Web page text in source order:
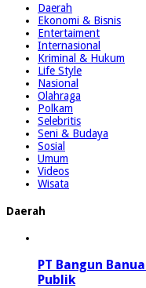
Daerah
Ekonomi & Bisnis
Entertaiment
Internasional
Kriminal & Hukum
Life Style
Nasional
Olahraga
Polkam
Selebritis
Seni & Budaya
Sosial
Umum
Videos
Wisata
Daerah
PT Bangun
Publik